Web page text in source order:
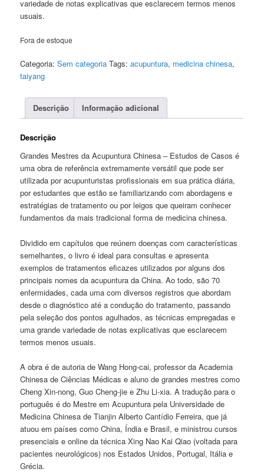
variedade de notas explicativas que esclarecem termos menos
usuais.
Fora de estoque
Categoria:Sem categoria Tags:acupuntura, medicina chinesa,
taiyang
Descrição Informação adicional
Descrição
Grandes Mestres da Acupuntura Chinesa – Estudos de Casos é
uma obra de referência extremamente versátil que pode ser
utilizada por acupunturistas profissionais em sua prática diária,
por estudantes que estão se familiarizando com abordagens e
estratégias de tratamento ou por leigos que queiram conhecer
fundamentos da mais tradicional forma de medicina chinesa.
Dividido em capítulos que reúnem doenças com características
semelhantes, o livro é ideal para consultas e apresenta
exemplos de tratamentos eficazes utilizados por alguns dos
principais nomes da acupuntura da China. Ao todo, são 70
enfermidades, cada uma com diversos registros que abordam
desde o diagnóstico até a condução do tratamento, passando
pela seleção dos pontos agulhados, as técnicas empregadas e
uma grande variedade de notas explicativas que esclarecem
termos menos usuais.
A obra é de autoria de Wang Hong-cai, professor da Academia
Chinesa de Ciências Médicas e aluno de grandes mestres como
Cheng Xin-nong, Guo Cheng-jie e Zhu Li-xia. A tradução para o
português é do Mestre em Acupuntura pela Universidade de
Medicina Chinesa de Tianjin Alberto Cantídio Ferreira, que já
atuou em países como China, Índia e Brasil, e ministrou cursos
presenciais e online da técnica Xing Nao Kai Qiao (voltada para
pacientes neurológicos) nos Estados Unidos, Portugal, Itália e
Grécia.